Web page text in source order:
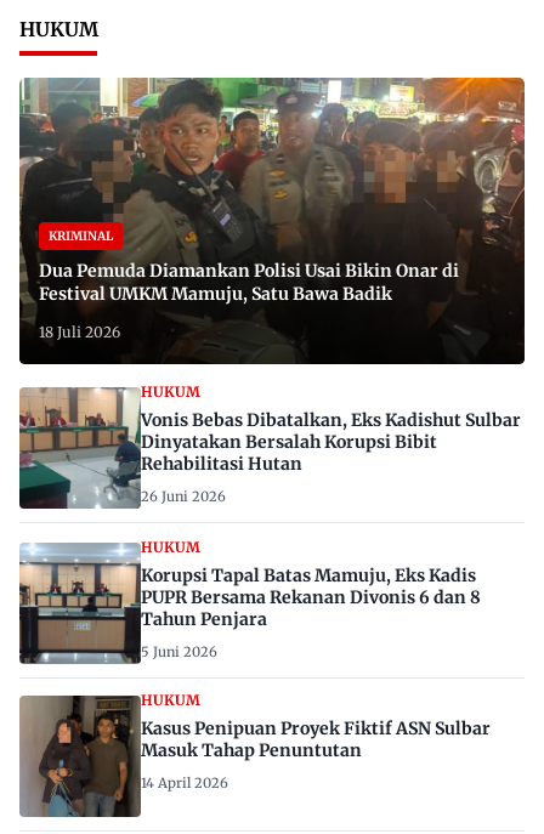
HUKUM
KRIMINAL
Dua Pemuda Diamankan Polisi Usai Bikin Onar di
Festival UMKM Mamuju, Satu Bawa Badik
18 Juli 2026
HUKUM
Vonis Bebas Dibatalkan, Eks Kadishut Sulbar
Dinyatakan Bersalah Korupsi Bibit
Rehabilitasi Hutan
26 Juni 2026
HUKUM
Korupsi Tapal Batas Mamuju, Eks Kadis
PUPR Bersama Rekanan Divonis 6 dan 8
Tahun Penjara
5 Juni 2026
HUKUM
Kasus Penipuan Proyek Fiktif ASN Sulbar
Masuk Tahap Penuntutan
14 April 2026